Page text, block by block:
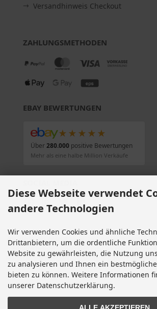
Versandhinweis Checkout
ZAHLUNGSMETHODEN
EBAY BEWERTUNGEN
★★★★★
Über280.000positive Bewertungen
Mehr als eine halbe Million Verkäufe
Alle Preise inkl. gesetzl. MwSt. zzgl. Versandkosten . Die
entsprechen dem bisherigen Preis bei Motorradteile
Motorradteile & Motorrad Ersatzteile © 2026 | Template
eCommerce Shopsoftware
modified eCommerce Shopsoftware ©
Diese Webseite verwendet
andere Technologien
Wir verwenden Cookies und ähnliche
Drittanbietern, um die ordentliche
Website zu gewährleisten, die Nutzung
zu analysieren und Ihnen ein
bieten zu können. Weitere Informationen
unserer Datenschutzerklärung.